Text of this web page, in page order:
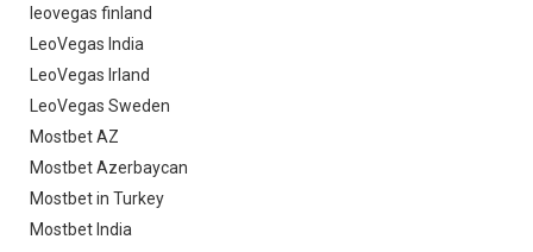
leovegas finland
LeoVegas India
LeoVegas Irland
LeoVegas Sweden
Mostbet AZ
Mostbet Azerbaycan
Mostbet in Turkey
Mostbet India